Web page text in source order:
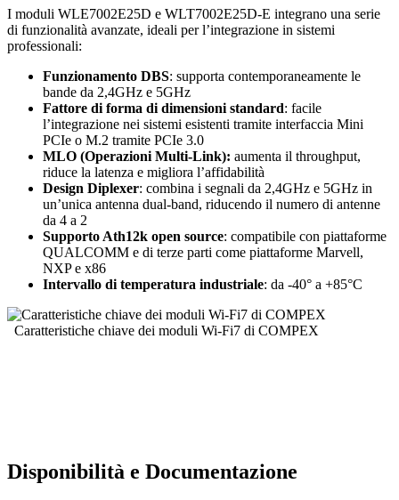
I moduli WLE7002E25D e WLT7002E25D-E integrano una serie
di funzionalità avanzate, ideali per l’integrazione in sistemi
professionali:
Funzionamento DBS: supporta contemporaneamente le
bande da 2,4GHz e 5GHz
Fattore di forma di dimensioni standard: facile
l’integrazione nei sistemi esistenti tramite interfaccia Mini
PCIe o M.2 tramite PCIe 3.0
MLO (Operazioni Multi-Link): aumenta il throughput,
riduce la latenza e migliora l’affidabilità
Design Diplexer: combina i segnali da 2,4GHz e 5GHz in
un’unica antenna dual-band, riducendo il numero di antenne
da 4 a 2
Supporto Ath12k open source: compatibile con piattaforme
QUALCOMM e di terze parti come piattaforme Marvell,
NXP e x86
Intervallo di temperatura industriale: da -40° a +85°C
Caratteristiche chiave dei moduli Wi-Fi7 di COMPEX
Disponibilità e Documentazione